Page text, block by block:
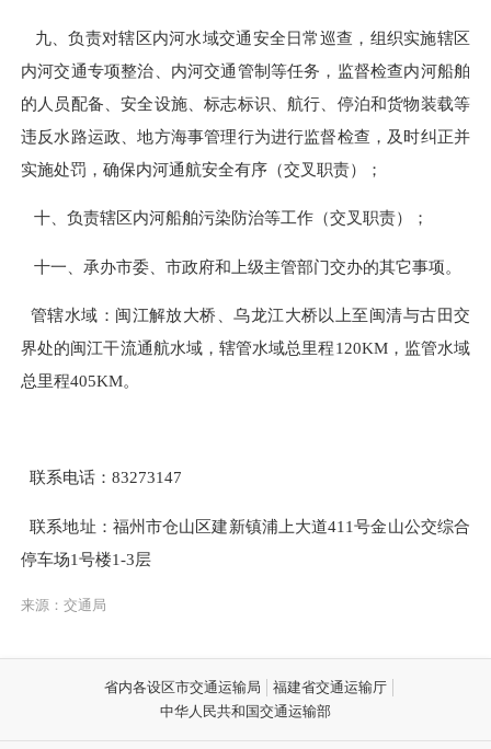
九 、负责对辖区内河水域交通安全日常巡查，组织实施辖区
内河交通专项整治、内河交通管制等任务，监督检查内河船舶
的人员配备、安全设施、标志标识、航行、停泊和货物装载等
违反水路运政、地方海事管理行为进行监督检查，及时纠正并
实施处罚，确保内河通航安全有序（交叉职责）；
十、 负责辖区内河船舶污染防治等工作（交叉职责）；
十一 承办市委、市政府和上级主管部门交办的其它事项。
管辖水域：闽江解放大桥、乌龙江大桥以上至闽清与古田交
界处的闽江干流通航水域，辖管水域总里程120KM，监管水域
总里程405KM。
联系电话：83273147
联系地址：福州市仓山区建新镇浦上大道411号金山公交综合
停车场1号楼1-3层
来源：交通局
省内各设区市交通运输局
福建省交通运输厅
中华人民共和国交通运输部